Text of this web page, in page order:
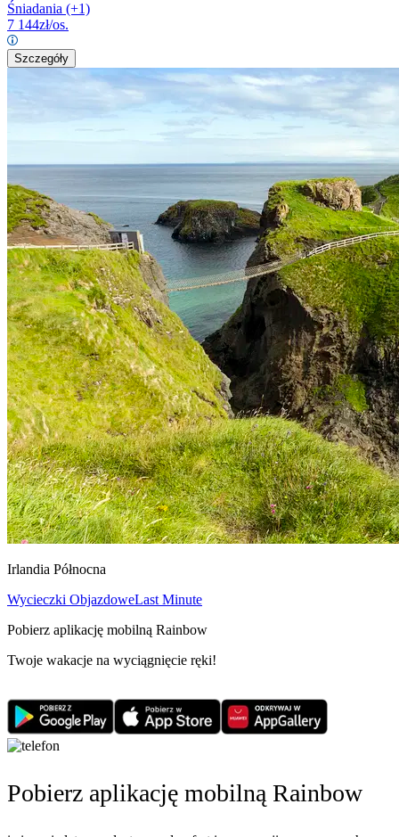
Śniadania (+1)
7 144zł/os.
Szczegóły
Irlandia Północna
Wycieczki ObjazdoweLast Minute
Pobierz aplikację mobilną Rainbow
Twoje wakacje na wyciągnięcie ręki!
Pobierz aplikację mobilną Rainbow